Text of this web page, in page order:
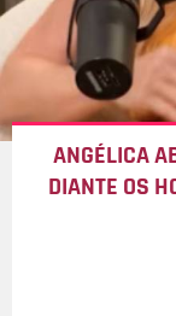
ANGÉLICA
DIANTE OS